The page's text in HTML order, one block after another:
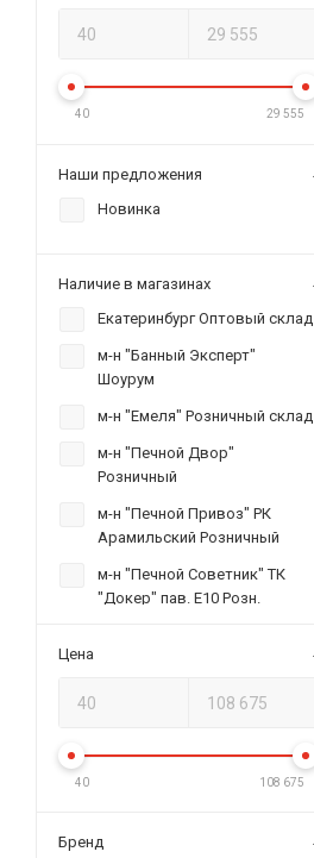
40 29 555
Наши предложения
Новинка
Наличие в магазинах
Екатеринбург Оптовый склад
м-н "Банный Эксперт"
Шоурум
м-н "Емеля" Розничный склад
м-н "Печной Двор"
Розничный
м-н "Печной Привоз" РК
Арамильский Розничный
м-н "Печной Советник" ТК
"Докер" пав. Е10 Розн.
Цена
40 108 675
Бренд